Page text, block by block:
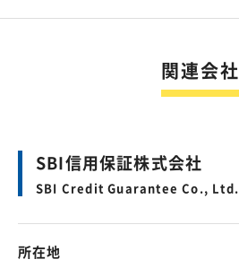
関連会社
SBI信用保証株式会社
SBI Credit Guarantee Co., Ltd.
所在地